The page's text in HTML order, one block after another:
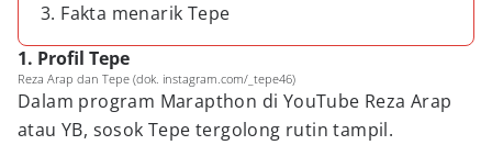
3. Fakta menarik Tepe
1. Profil Tepe
Reza Arap dan Tepe (dok. instagram.com/_tepe46)
Dalam program Marapthon di YouTube Reza Arap
atau YB, sosok Tepe tergolong rutin tampil.